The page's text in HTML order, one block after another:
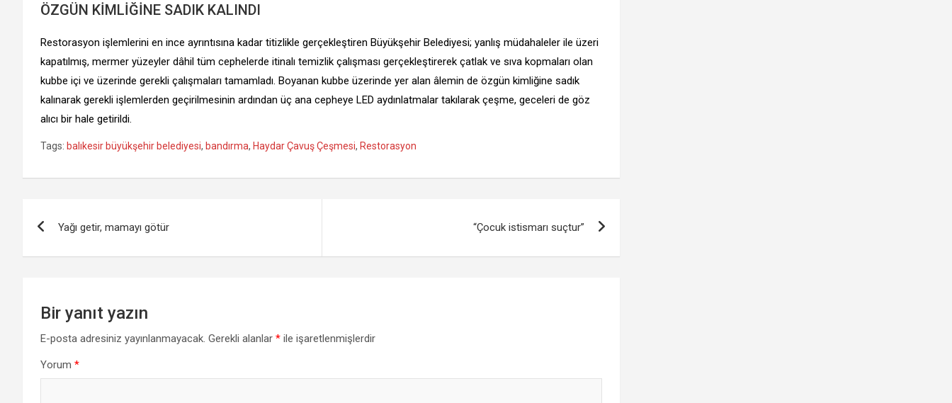
ÖZGÜN KİMLİĞİNE SADIK KALINDI
Restorasyon işlemlerini en ince ayrıntısına kadar titizlikle gerçekleştiren Büyükşehir Belediyesi; yanlış müdahaleler ile üzeri
kapatılmış, mermer yüzeyler dâhil tüm cephelerde itinalı temizlik çalışması gerçekleştirerek çatlak ve sıva kopmaları olan
kubbe içi ve üzerinde gerekli çalışmaları tamamladı. Boyanan kubbe üzerinde yer alan âlemin de özgün kimliğine sadık
kalınarak gerekli işlemlerden geçirilmesinin ardından üç ana cepheye LED aydınlatmalar takılarak çeşme, geceleri de göz
alıcı bir hale getirildi.
Tags: balıkesir büyükşehir belediyesi, bandırma, Haydar Çavuş Çeşmesi, Restorasyon
gezinmesi
Yağı getir, mamayı götür “Çocuk istismarı suçtur”
Bir yanıt yazın
E-posta adresiniz yayınlanmayacak. Gerekli alanlar * ile işaretlenmişlerdir
Yorum *